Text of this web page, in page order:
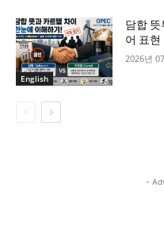
English
담합
어 표현
2026년
-